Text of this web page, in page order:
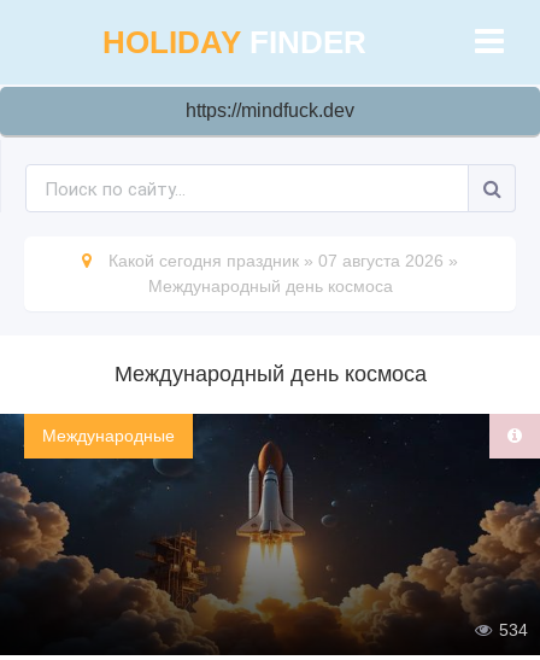
HOLIDAY FINDER
https://mindfuck.dev
Какой сегодня праздник » 07 августа 2026 »
Международный день космоса
Международный день космоса
Международные
534